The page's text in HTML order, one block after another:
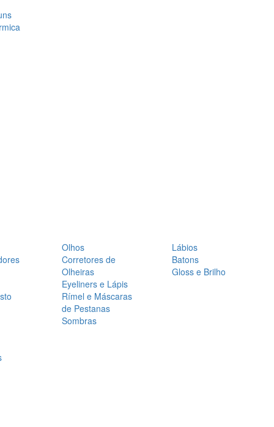
Olhos
Corretores de
Olheiras
Eyeliners e Lápis
Rímel e Máscaras
de Pestanas
Sombras
Lábios
Batons
Gloss e Brilho